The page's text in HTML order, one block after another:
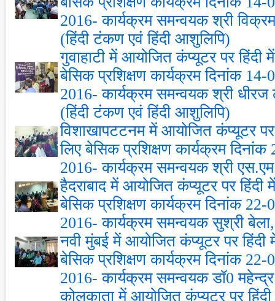
2016- कार्यक्रम समन्‍वयक श्री
(हिंदी टंकण एवं हिंदी आशुलिपि)
गुवाहाटी में आयोजित कंप्‍यूटर पर
बेसिक प्रशिक्षण कार्यक्रम दिनांक
2016- कार्यक्रम समन्‍वयक श्री
(हिंदी टंकण एवं हिंदी आशुलिपि)
विशाखापटटनम में आयोजित कंप्‍यूटर
लिए बेसिक प्रशिक्षण कार्यक्रम
2016- कार्यक्रम समन्‍वयक श्री
हैदराबाद में आयोजित कंप्‍यूटर पर
बेसिक प्रशिक्षण कार्यक्रम दिनांक
2016- कार्यक्रम समन्‍वयक सुश्री बेला,
नवी मुंबई में आयोजित कंप्‍यूटर पर
बेसिक प्रशिक्षण कार्यक्रम दिनांक
2016- कार्यक्रम समन्‍वयक डॉ0 महेन्‍द्र
कोलकाता में आयोजित कंप्‍यूटर पर